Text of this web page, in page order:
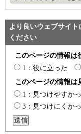
より良いウェブサイ
ください
このページの情報は
1：役に立った
このページの情報は
1：見つけやすか
3：見つけにくか